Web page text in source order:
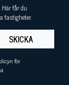
får du
fastigheter.
SKICKA
för